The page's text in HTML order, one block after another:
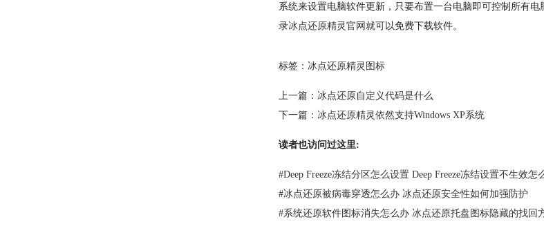
系统来设置电脑软件更新，只要布置一台电脑即可控制所有
录冰点还原精灵官网就可以免费下载软件。
标签：冰点还原精灵图标
上一篇：冰点还原自定义代码是什么
下一篇：冰点还原精灵依然支持Windows XP系统
读者也访问过这里:
#Deep Freeze冻结分区怎么设置 Deep Freeze冻结设置不生效怎
#冰点还原被病毒穿透怎么办 冰点还原安全性如何加强防护
#系统还原软件图标消失怎么办 冰点还原托盘图标隐藏的找回